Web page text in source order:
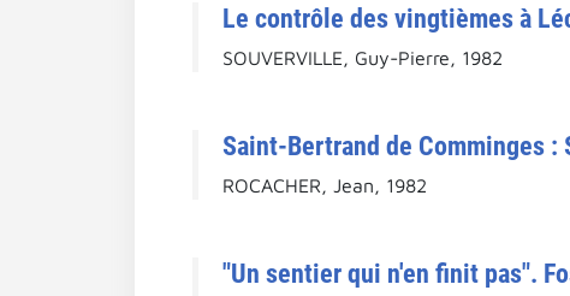
Le contrôle des vingtièmes à
SOUVERVILLE, Guy-Pierre, 1982
Saint-Bertrand de Comminges
ROCACHER, Jean, 1982
"Un sentier qui n'en finit pas".